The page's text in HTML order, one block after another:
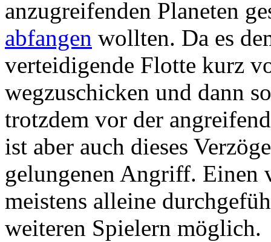
anzugreifenden Planeten
abfangen wollten. Da es
verteidigende Flotte kurz
wegzuschicken und dann
trotzdem vor der
ist aber auch dieses
gelungenen Angriff.
meistens alleine
weiteren Spielern möglich.